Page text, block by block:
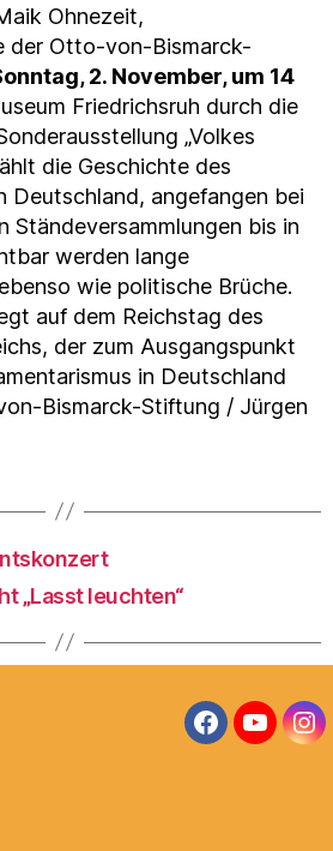
Ohnezeit,
der Otto-von-Bismarck-
2. November, um 14
Friedrichsruh durch die
„Volkes
die Geschichte des
Deutschland, angefangen bei
Ständeversammlungen bis in
werden lange
wie politische Brüche.
auf dem Reichstag des
der zum Ausgangspunkt
in Deutschland
Bismarck-Stiftung / Jürgen
„Lasst leuchten“
Facebook